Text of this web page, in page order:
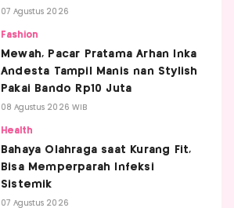
07 Agustus 2026
Fashion
Mewah, Pacar Pratama Arhan Inka
Andesta Tampil Manis nan Stylish
Pakai Bando Rp10 Juta
08 Agustus 2026 WIB
Health
Bahaya Olahraga saat Kurang Fit,
Bisa Memperparah Infeksi
Sistemik
07 Agustus 2026